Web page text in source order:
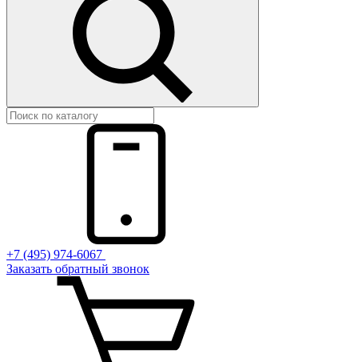
+7 (495) 974-6067
Заказать обратный звонок